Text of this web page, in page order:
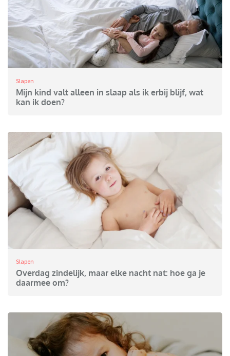
Slapen
Mijn kind valt alleen in slaap als ik erbij blijf, wat
kan ik doen?
Slapen
Overdag zindelijk, maar elke nacht nat: hoe ga je
daarmee om?